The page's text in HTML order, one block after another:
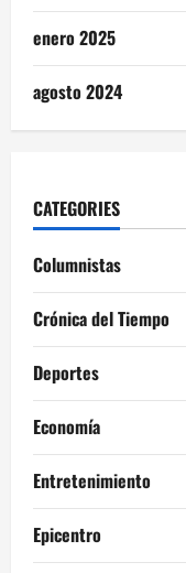
enero 2025
agosto 2024
CATEGORIES
Columnistas
Crónica del Tiempo
Deportes
Economía
Entretenimiento
Epicentro